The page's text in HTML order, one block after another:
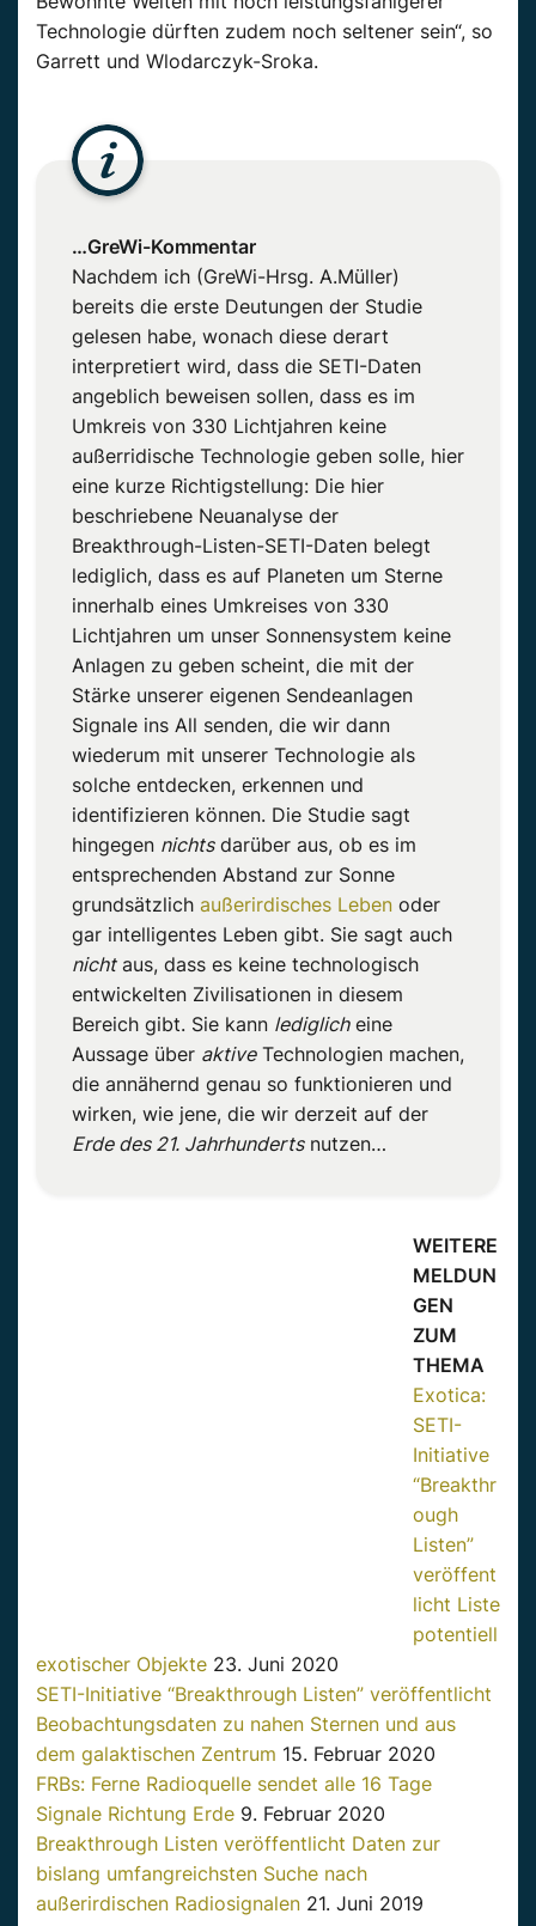
Technologie dürften zudem noch seltener sein“, so
Garrett und Wlodarczyk-Sroka.
…GreWi-Kommentar
Nachdem ich (GreWi-Hrsg. A.Müller)
bereits die erste Deutungen der Studie
gelesen habe, wonach diese derart
interpretiert wird, dass die SETI-Daten
angeblich beweisen sollen, dass es im
Umkreis von 330 Lichtjahren keine
außerridische Technologie geben solle, hier
eine kurze Richtigstellung: Die hier
beschriebene Neuanalyse der
Breakthrough-Listen-SETI-Daten belegt
lediglich, dass es auf Planeten um Sterne
innerhalb eines Umkreises von 330
Lichtjahren um unser Sonnensystem keine
Anlagen zu geben scheint, die mit der
Stärke unserer eigenen Sendeanlagen
Signale ins All senden, die wir dann
wiederum mit unserer Technologie als
solche entdecken, erkennen und
identifizieren können. Die Studie sagt
hingegen nichtsdarüber aus, ob es im
entsprechenden Abstand zur Sonne
grundsätzlich außerirdisches Leben oder
gar intelligentes Leben gibt. Sie sagt auch
nichtaus, dass es keine technologisch
entwickelten Zivilisationen in diesem
Bereich gibt. Sie kann lediglicheine
Aussage über aktiveTechnologien machen,
die annähernd genau so funktionieren und
wirken, wie jene, die wir derzeit auf der
Erde des 21. Jahrhundertsnutzen…
WEITERE
MELDUN
GEN
ZUM
THEMA
Exotica:
SETI-
Initiative
“Breakthr
ough
Listen”
veröffent
licht Liste
potentiell
exotischer Objekte 23. Juni 2020
SETI-Initiative “Breakthrough Listen” veröffentlicht
Beobachtungsdaten zu nahen Sternen und aus
dem galaktischen Zentrum 15. Februar 2020
FRBs: Ferne Radioquelle sendet alle 16 Tage
Signale Richtung Erde 9. Februar 2020
Breakthrough Listen veröffentlicht Daten zur
bislang umfangreichsten Suche nach
außerirdischen Radiosignalen 21. Juni 2019